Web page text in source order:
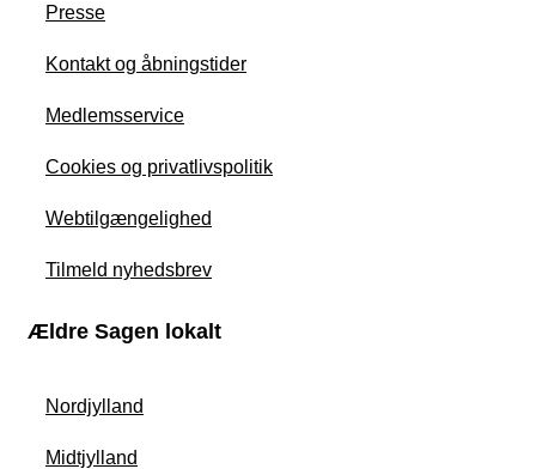
Presse
Kontakt og åbningstider
Medlemsservice
Cookies og privatlivspolitik
Webtilgængelighed
Tilmeld nyhedsbrev
Ældre Sagen lokalt
Nordjylland
Midtjylland